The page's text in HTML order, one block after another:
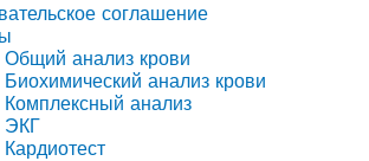
соглашение
Общий анализ крови
Биохимический анализ крови
Комплексный анализ
ЭКГ
Кардиотест